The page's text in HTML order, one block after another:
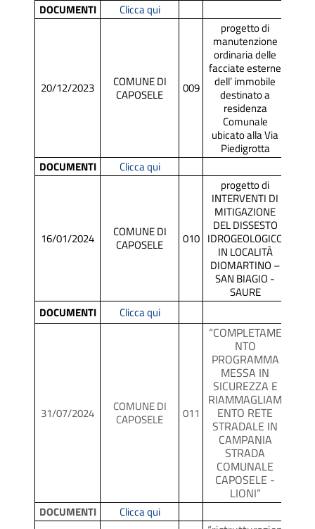
DOCUMENTI Clicca qui
20/12/2023
COMUNE DI
CAPOSELE
009
progetto di
manutenzione
ordinaria delle
facciate esterne
dell’ immobile
destinato a
residenza
Comunale
ubicato alla Via
Piedigrotta
DOCUMENTI Clicca qui
16/01/2024
COMUNE DI
CAPOSELE
010
progetto di
INTERVENTI DI
MITIGAZIONE
DEL DISSESTO
IDROGEOLOGICO
IN LOCALITÀ
DIOMARTINO –
SAN BIAGIO -
SAURE
DOCUMENTI Clicca qui
31/07/2024
COMUNE DI
CAPOSELE
011
“COMPLETAME
NTO
PROGRAMMA
MESSA IN
SICUREZZA E
RIAMMAGLIAM
ENTO RETE
STRADALE IN
CAMPANIA
STRADA
COMUNALE
CAPOSELE -
LIONI”
DOCUMENTI Clicca qui